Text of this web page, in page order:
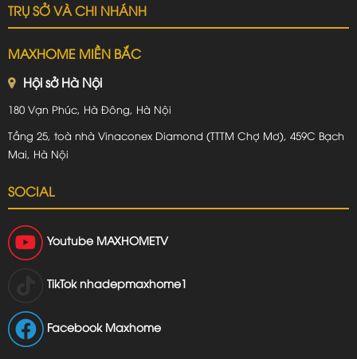
TRỤ SỞ VÀ CHI NHÁNH
MAXHOME MIỀN BẮC
Hội sở Hà Nội
180 Vạn Phúc, Hà Đông, Hà Nội
Tầng 25, toà nhà Vinaconex Diamond (TTTM Chợ Mơ), 459C Bạch
Mai, Hà Nội
SOCIAL
Youtube MAXHOMETV
TikTok nhadepmaxhome1
Facebook Maxhome